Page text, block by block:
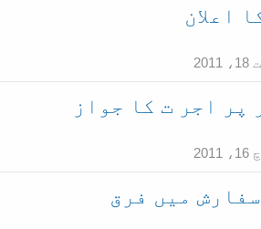
اعلان
پر اجر ت کا جواز
میں فرق